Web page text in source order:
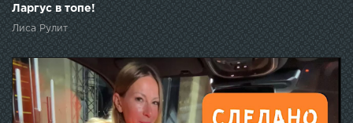
Ларгус в топе!
Лиса Рулит